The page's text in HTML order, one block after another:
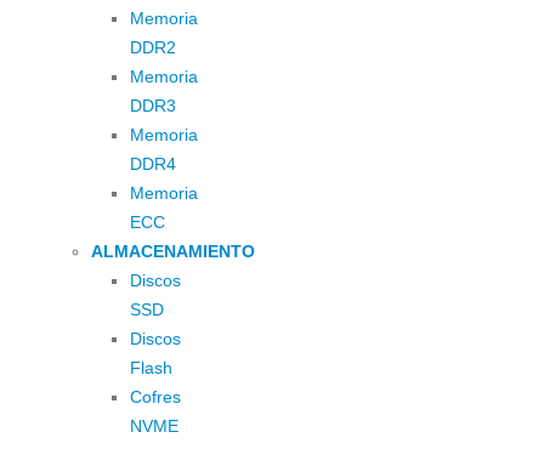
Memoria
DDR2
Memoria
DDR3
Memoria
DDR4
Memoria
ECC
ALMACENAMIENTO
Discos
SSD
Discos
Flash
Cofres
NVME